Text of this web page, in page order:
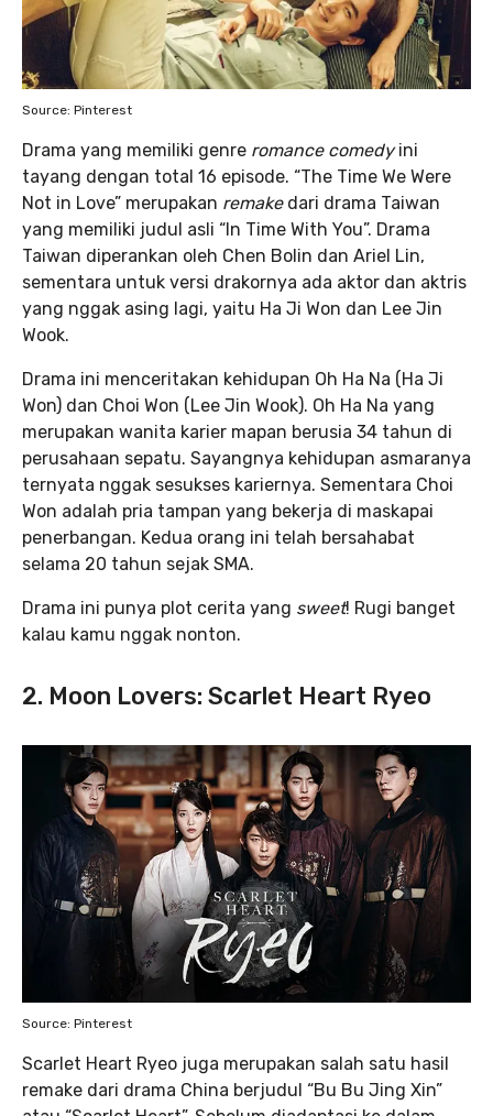
Source: Pinterest
Drama yang memiliki genre romance comedyini
tayang dengan total 16 episode. “The Time We Were
Not in Love” merupakan remakedari drama Taiwan
yang memiliki judul asli “In Time With You”. Drama
Taiwan diperankan oleh Chen Bolin dan Ariel Lin,
sementara untuk versi drakornya ada aktor dan aktris
yang nggak asing lagi, yaitu Ha Ji Won dan Lee Jin
Wook.
Drama ini menceritakan kehidupan Oh Ha Na (Ha Ji
Won) dan Choi Won (Lee Jin Wook). Oh Ha Na yang
merupakan wanita karier mapan berusia 34 tahun di
perusahaan sepatu. Sayangnya kehidupan asmaranya
ternyata nggak sesukses kariernya. Sementara Choi
Won adalah pria tampan yang bekerja di maskapai
penerbangan. Kedua orang ini telah bersahabat
selama 20 tahun sejak SMA.
Drama ini punya plot cerita yang sweet! Rugi banget
kalau kamu nggak nonton.
2. Moon Lovers: Scarlet Heart Ryeo
Source: Pinterest
Scarlet Heart Ryeo juga merupakan salah satu hasil
remake dari drama China berjudul “Bu Bu Jing Xin”